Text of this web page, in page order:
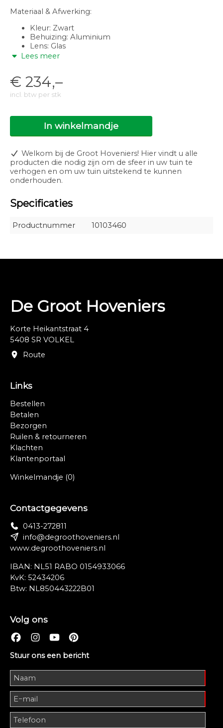
Materiaal & Afwerking:
Kleur: Zwart
Behuizing: Aluminium
Lens: Glas
Ring/afdekplaat: Aluminium
Spanning: 12V
Vermogen: 7,50W
Lichtbron: LED
Branduren: 25000
Lichtbereik: 14m
Lichtkleur: Warm white
Lichtrichting: Naar boven
Kleurtemperatuur: 3100K
Luminous efficacy: 63lm/W
IP klasse: IP-67
Lees meer
€ 234,–
incl. btw per stk
In winkelmandje
Welkom bij de Groot Hoveniers! Hier vindt u alle
producten die nodig zijn om de sfeer in uw tuin te
verhogen en om uw tuin uitstekend te kunnen
onderhouden.
Specificaties
Productnummer 10103460
De Groot Hoveniers
Korte Heikantstraat 4
5408 SR VOLKEL
Route
Links
Bestellen
Betalen
Bezorgen
Ruilen & retourneren
Klachten
Klantenportaal
Winkelmandje (0)
Contactgegevens
0413-272811
info@degroothoveniers.nl
www.degroothoveniers.nl
IBAN: NL51 RABO 0154933066
KvK: 52434206
Btw: NL850443222B01
Volg ons
Stuur ons een bericht